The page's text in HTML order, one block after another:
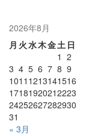
2026年8月
月 火水木金土 日
1 2
3 4 5 6 7 8 9
1011 1213141516
17181920212223
24252627282930
31
« 3月